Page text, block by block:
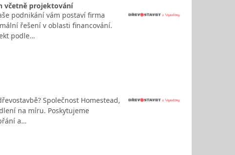
včetně projektování
podnikání vám postaví firma
řešení v oblasti financování.
podle…
Společnost Homestead,
na míru. Poskytujeme
a…